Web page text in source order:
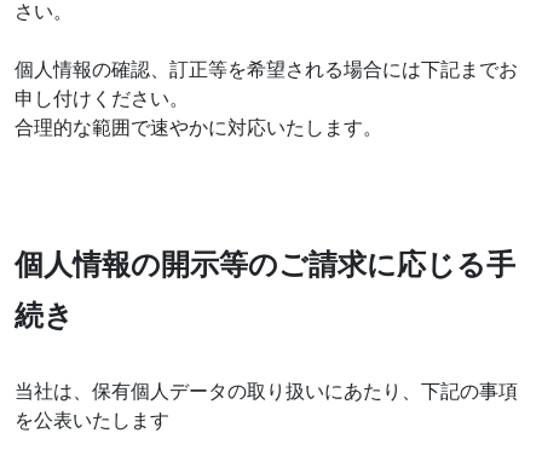
さい。
個人情報の確認、訂正等を希望される場合には下記までお
申し付けください。
合理的な範囲で速やかに対応いたします。
個人情報の開示等のご請求に応じる手
続き
当社は、保有個人データの取り扱いにあたり、下記の事項
を公表いたします